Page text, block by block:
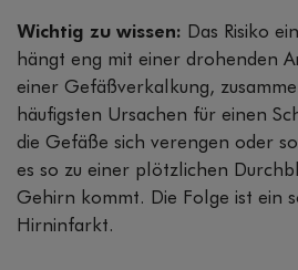
Wichtig zu wissen: Das Risiko
hängt eng mit einer drohenden
einer Gefäßverkalkung,
häufigsten Ursachen für einen
die Gefäße sich verengen oder
es so zu einer plötzlichen
Gehirn kommt. Die Folge ist ein
Hirninfarkt.